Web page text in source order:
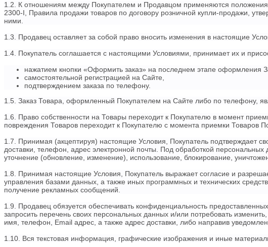
1.2. К отношениям между Покупателем и Продавцом применяются
2300-I, Правила продажи товаров по договору розничной купли-продажи,
ними.
1.3. Продавец оставляет за собой право вносить изменения в настоящие
1.4. Покупатель соглашается с настоящими Условиями, принимает их и
нажатием кнопки «Оформить заказ» на последнем этапе оформления
самостоятельной регистрацией на Сайте,
подтверждением заказа по телефону.
1.5. Заказ Товара, оформленный Покупателем на Сайте либо по телефону,
1.6. Право собственности на Товары переходит к Покупателю в момент
повреждения Товаров переходит к Покупателю с момента приемки Товаров
1.7. Принимая (акцептируя) настоящие Условия, Покупатель подтверждает
доставки, телефон, адрес электронной почты. Под обработкой
уточнение (обновление, изменение), использование, блокирование,
1.8. Принимая настоящие Условия, Покупатель выражает согласие и
управления базами данных, а также иных программных и технических
получение рекламных сообщений.
1.9. Продавец обязуется обеспечивать конфиденциальность
запросить перечень своих персональных данных и/или потребовать
имя, телефон, Email адрес, а также адрес доставки, либо направив
1.10. Вся текстовая информация, графические изображения и иные